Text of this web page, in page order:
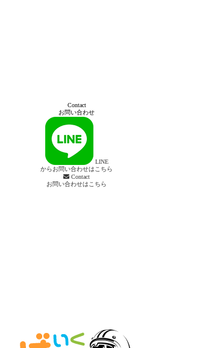
Contact
お問い合わせ
LINE
からお問い合わせはこちら
Contact
お問い合わせはこちら